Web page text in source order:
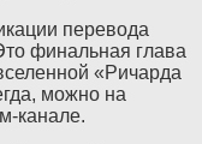
перевода
финальная глава
«Ричарда
можно на
канале.